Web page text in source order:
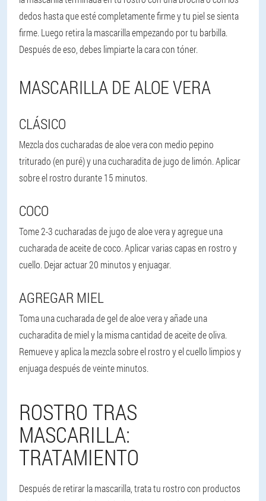
dedos hasta que esté completamente firme y tu piel se sienta
firme. Luego retira la mascarilla empezando por tu barbilla.
Después de eso, debes limpiarte la cara con tóner.
MASCARILLA DE ALOE VERA
CLÁSICO
Mezcla dos cucharadas de aloe vera con medio pepino
triturado (en puré) y una cucharadita de jugo de limón. Aplicar
sobre el rostro durante 15 minutos.
COCO
Tome 2-3 cucharadas de jugo de aloe vera y agregue una
cucharada de aceite de coco. Aplicar varias capas en rostro y
cuello. Dejar actuar 20 minutos y enjuagar.
AGREGAR MIEL
Toma una cucharada de gel de aloe vera y añade una
cucharadita de miel y la misma cantidad de aceite de oliva.
Remueve y aplica la mezcla sobre el rostro y el cuello limpios y
enjuaga después de veinte minutos.
ROSTRO TRAS
MASCARILLA:
TRATAMIENTO
Después de retirar la mascarilla, trata tu rostro con productos